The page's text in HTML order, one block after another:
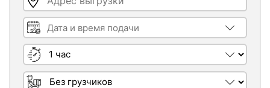
Дата и время подачи
Длительность
Грузчики